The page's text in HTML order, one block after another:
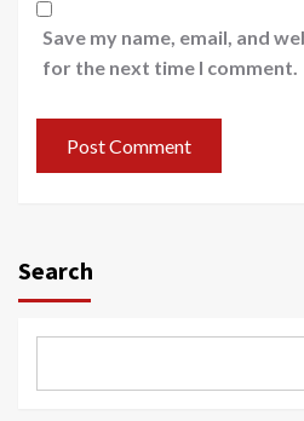
Save my name, email, and
for the next time I comment.
Search